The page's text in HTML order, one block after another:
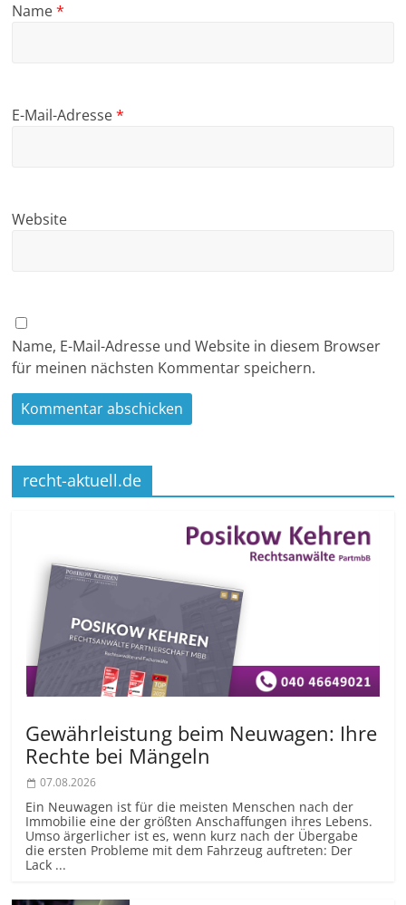
Name*
E-Mail-Adresse*
Website
Name, E-Mail-Adresse und Website in diesem Browser
für meinen nächsten Kommentar speichern.
recht-aktuell.de
Gewährleistung beim Neuwagen: Ihre
Rechte bei Mängeln
07.08.2026
Ein Neuwagen ist für die meisten Menschen nach der
Immobilie eine der größten Anschaffungen ihres Lebens.
Umso ärgerlicher ist es, wenn kurz nach der Übergabe
die ersten Probleme mit dem Fahrzeug auftreten: Der
Lack ...